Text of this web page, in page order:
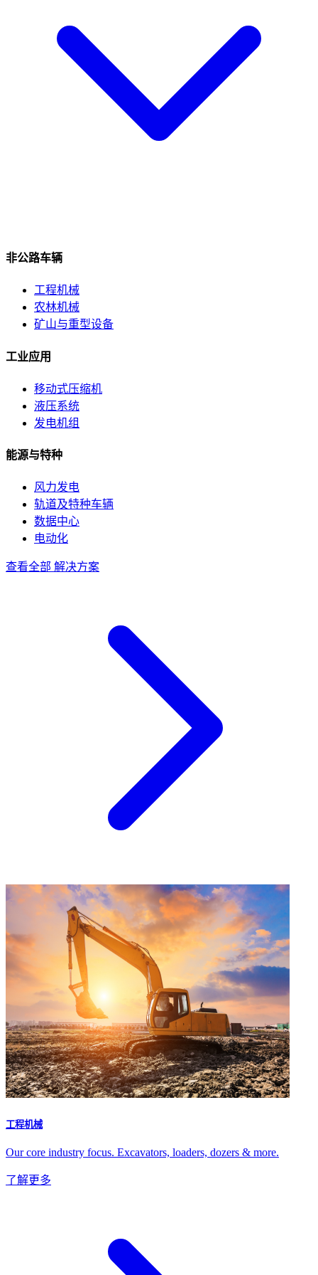
非公路车辆
工程机械
农林机械
矿山与重型设备
工业应用
移动式压缩机
液压系统
发电机组
能源与特种
风力发电
轨道及特种车辆
数据中心
电动化
查看全部 解决方案
工程机械
Our core industry focus. Excavators, loaders, dozers & more.
了解更多